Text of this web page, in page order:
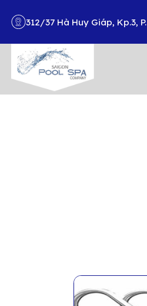
312/37 Hà Huy Giáp, Kp.3,